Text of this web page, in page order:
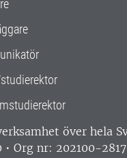
studierektor
över hela
• Org nr: 202100-2817